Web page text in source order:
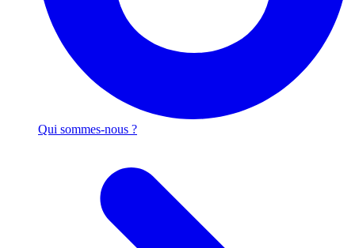
Qui sommes-nous ?